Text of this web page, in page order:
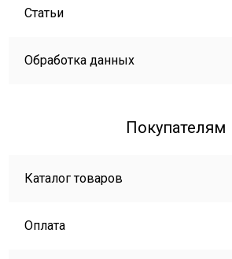
Статьи
Обработка данных
Покупателям
Каталог товаров
Оплата